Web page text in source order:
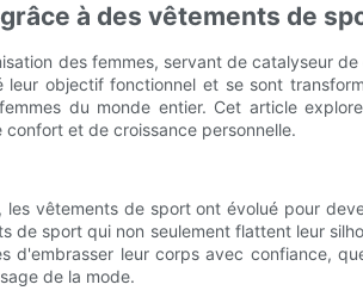
à des vêtements de
des femmes, servant de catalyseur
objectif fonctionnel et se sont
du monde entier. Cet article
et de croissance personnelle.
vêtements de sport ont évolué pour
de sport qui non seulement flattent leur
leur corps avec confiance,
de la mode.